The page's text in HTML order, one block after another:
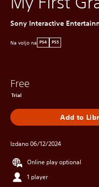
Sony Interactive
Na voljo na PS4 PS5
Free
Trial
Add to
Izdano 06/12/2024
Online play optional
1 player